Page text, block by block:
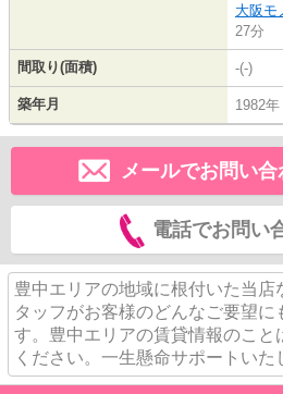
大阪モ
27分
間取り(面積) -(-)
築年月 1982
メールでお問い
電話でお問い
豊中エリアの地域に根付いた当店
タッフがお客様のどんなご要望に
す。豊中エリアの賃貸情報のこと
ください。一生懸命サポートいた